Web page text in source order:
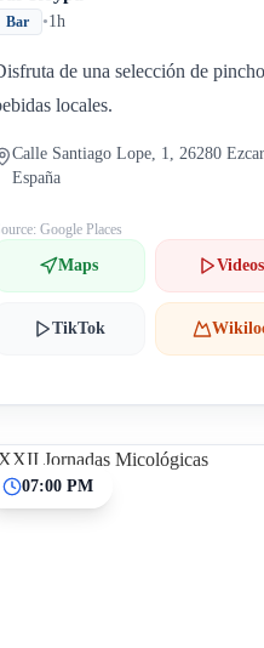
Bar •1h
de una selección de
locales.
Calle Santiago Lope, 1, 26280
España
Google Places
Maps Videos
TikTok
07:00 PM